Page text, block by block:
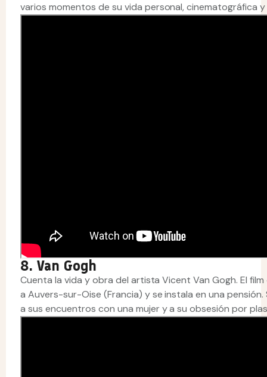
varios momentos de su vida personal, cinematográfica
8. Van Gogh
Cuenta la vida y obra del artista Vicent Van Gogh. El
a Auvers-sur-Oise (Francia) y se instala en una
a sus encuentros con una mujer y a su obsesión por